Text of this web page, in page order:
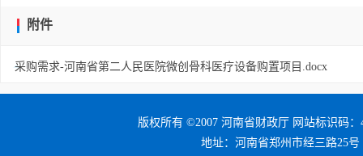
附件
采购需求-河南省第二人民医院微创骨科医疗设备购置项目.docx
版权所有 ©2007 河南省财政厅 网站标识码：
地址：河南省郑州市经三路25号